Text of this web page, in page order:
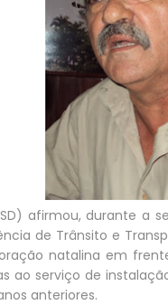
afirmou, durante a
de Trânsito e
natalina em
ao serviço de
anteriores.